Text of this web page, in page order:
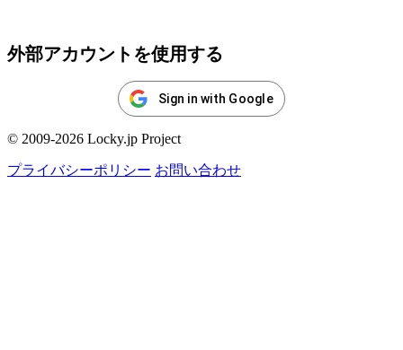
外部アカウントを使用する
Sign in with Google
© 2009-2026 Locky.jp Project
プライバシーポリシー お問い合わせ